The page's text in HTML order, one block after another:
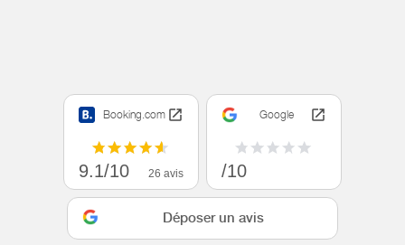
Booking.com
9.1/10 26 avis
Google
/10
Déposer un avis